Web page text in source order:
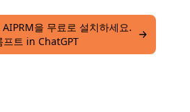
을 무료로 설치하세요.
프트 in ChatGPT